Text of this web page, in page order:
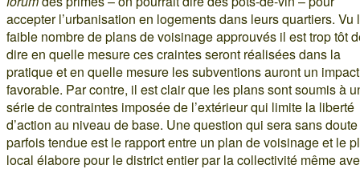
accepter l’urbanisation en logements dans leurs quartiers. Vu
faible nombre de plans de voisinage approuvés il est trop tôt
dire en quelle mesure ces craintes seront réalisées dans la
pratique et en quelle mesure les subventions auront un impact
favorable. Par contre, il est clair que les plans sont soumis à
série de contraintes imposée de l’extérieur qui limite la liberté
d’action au niveau de base. Une question qui sera sans doute
parfois tendue est le rapport entre un plan de voisinage et le
local élabore pour le district entier par la collectivité même